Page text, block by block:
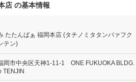
店 の基本情報
たたんばぁ 福岡本店 (タチノミタタンバァフク
テン)
岡市中央区天神1-11-1 ONE FUKUOKA BLDG.
TENJIN